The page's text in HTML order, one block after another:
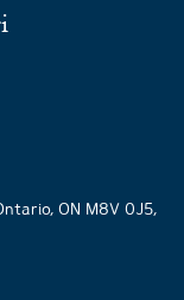
ON M8V 0J5,